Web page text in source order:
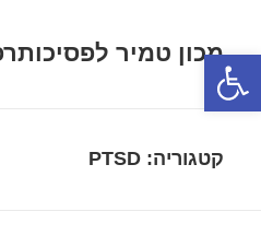
פתח סרגל נגישות
מכון טמיר
קטגוריה:PTSD